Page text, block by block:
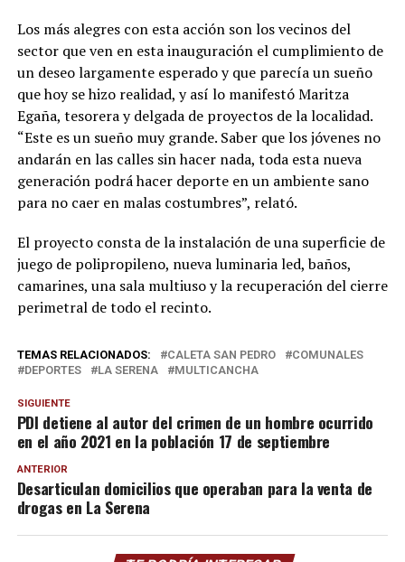
Los más alegres con esta acción son los vecinos del
sector que ven en esta inauguración el cumplimiento de
un deseo largamente esperado y que parecía un sueño
que hoy se hizo realidad, y así lo manifestó Maritza
Egaña, tesorera y delgada de proyectos de la localidad.
“Este es un sueño muy grande. Saber que los jóvenes no
andarán en las calles sin hacer nada, toda esta nueva
generación podrá hacer deporte en un ambiente sano
para no caer en malas costumbres”, relató.
El proyecto consta de la instalación de una superficie de
juego de polipropileno, nueva luminaria led, baños,
camarines, una sala multiuso y la recuperación del cierre
perimetral de todo el recinto.
TEMAS RELACIONADOS: CALETA SAN PEDRO
COMUNALES
DEPORTES
LA SERENA MULTICANCHA
SIGUIENTE
PDI detiene al autor del crimen de un hombre ocurrido
en el año 2021 en la población 17 de septiembre
ANTERIOR
Desarticulan domicilios que operaban para la venta de
drogas en La Serena